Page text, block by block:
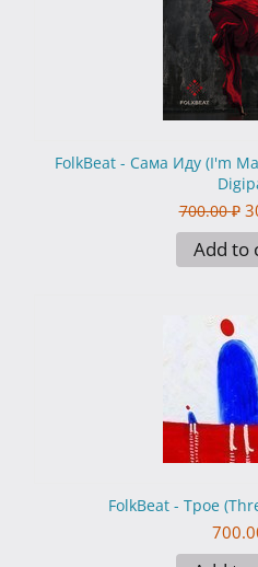
FolkBeat - Сама Иду (I'm
700.00 ₽
Add to
FolkBeat - Трое